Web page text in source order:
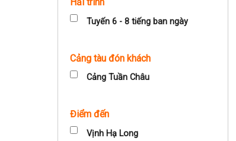
Tuyến 6 - 8 tiếng ban ngày
Cảng tàu đón khách
Cảng Tuần Châu
Điểm đến
Vịnh Hạ Long